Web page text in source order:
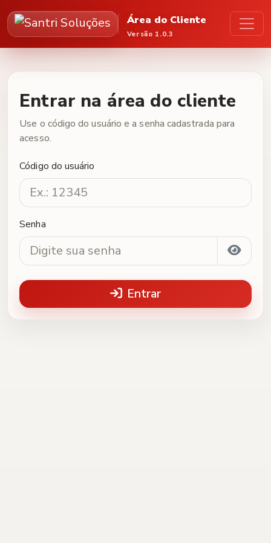
Área do Cliente
Versão 1.0.3
Entrar na área do cliente
Use o código do usuário e a senha cadastrada para
acesso.
Código do usuário
Senha
Entrar